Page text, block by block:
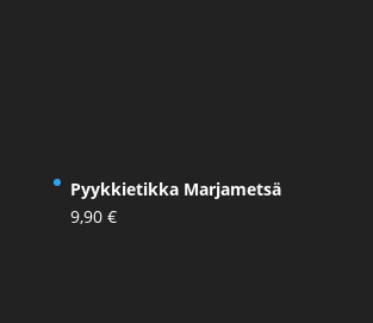
Pyykkietikka Marjametsä
9,90 €